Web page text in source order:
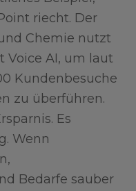
riecht. Der
Chemie nutzt
Voice AI, um laut
Kundenbesuche
zu überführen.
Es
Wenn
Bedarfe sauber